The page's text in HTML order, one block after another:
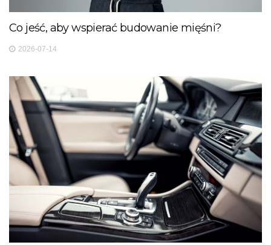
Co jeść, aby wspierać budowanie mięśni?
2026-07-14